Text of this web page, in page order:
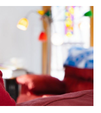
於表達、最有說服力
神經解剖學識，告訴
之間的相互關係，而
生活。這可以解放我
自己。
格的愛情
——四大人格在成癮
異，看四大人格
美麗
、Entertainmen
樂、設計。）我在
的兩個世界〉（My S
網路上竄紅的TED演
名全球。
事：當時經歷嚴重腦
平的能力。但她並沒
自己對大腦的了解，
奇蹟似的完全康復，
安祥平和的涅槃境
〈你腦內的兩個世